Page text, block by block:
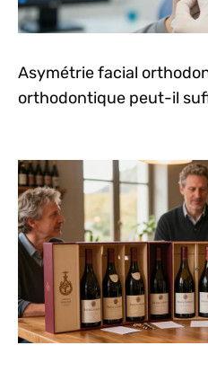
Asymétrie facial
orthodontique peut-il